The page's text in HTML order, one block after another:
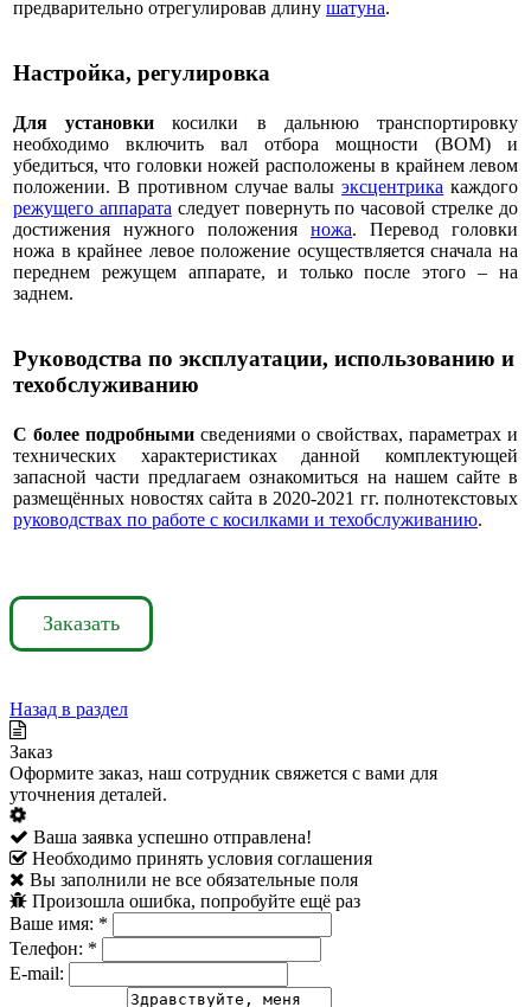
предварительно отрегулировав длину шатуна.
Настройка, регулировка
Для установки косилки в дальнюю транспортировку
необходимо включить вал отбора мощности (ВОМ) и
убедиться, что головки ножей расположены в крайнем левом
положении. В противном случае валыэксцентрика каждого
режущего аппарата следует повернуть по часовой стрелке до
достижения нужного положения ножа. Перевод головки
ножа в крайнее левое положение осуществляется сначала на
переднем режущем аппарате, и только после этого – на
заднем.
Руководства по эксплуатации, использованию и
техобслуживанию
С более подробнымисведениями о свойствах, параметрах и
технических характеристиках данной комплектующей
запасной части предлагаем ознакомиться на нашем сайте в
размещённых новостях сайта в 2020-2021 гг. полнотекстовых
руководствах по работе с косилками и техобслуживанию.
Заказать
Назад в раздел
Заказ
Оформите заказ, наш сотрудник свяжется с вами для
уточнения деталей.
Ваша заявка успешно отправлена!
Необходимо принять условия соглашения
Вы заполнили не все обязательные поля
Произошла ошибка, попробуйте ещё раз
Ваше имя: *
Телефон: *
E-mail: